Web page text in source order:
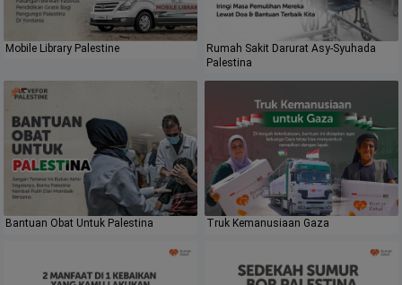
Mobile Library Palestine
Rumah Sakit Darurat Asy-Syuhada
Palestina
Bantuan Obat Untuk Palestina Truk Kemanusiaan Gaza